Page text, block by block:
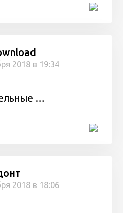
2018 в 19:34
…
2018 в 18:06